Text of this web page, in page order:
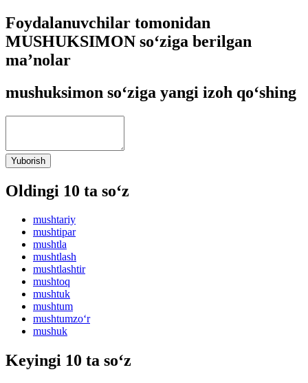
Foydalanuvchilar tomonidan
MUSHUKSIMON so‘ziga berilgan
ma’nolar
mushuksimon so‘ziga yangi izoh qo‘shing
Yuborish
Oldingi 10 ta so‘z
mushtariy
mushtipar
mushtla
mushtlash
mushtlashtir
mushtoq
mushtuk
mushtum
mushtumzo‘r
mushuk
Keyingi 10 ta so‘z